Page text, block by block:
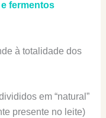
fermentos
à totalidade dos
em “natural”
presente no leite)